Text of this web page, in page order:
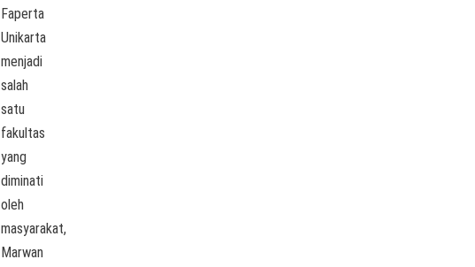
Faperta
Unikarta
menjadi
salah
satu
fakultas
yang
diminati
oleh
masyarakat,
Marwan